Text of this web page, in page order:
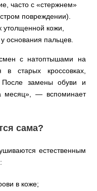
часто с «стержнем»
повреждении).
кожи,
основания пальцев.
с натоптышами на
старых кроссовках,
После замены обуви и
месяц», — вспоминает
сама?
естественным
в коже;